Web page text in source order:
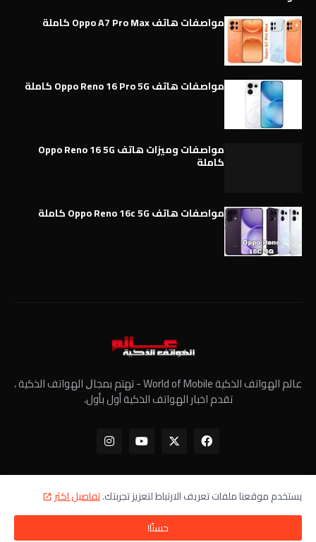
مواصفات هاتف Oppo A7 Pro Max كاملة
مواصفات هاتف Oppo Reno 16 Pro 5G كاملة
مواصفات وميزات هاتف Oppo Reno 16 5G
كاملة
مواصفات هاتف Oppo Reno 16c 5G كاملة
عالم الهواتف الذكية World of Mobile - ﺗﻬﺘﻢ ﺑﻤﺠﺎﻝ الهواتف الذكية ،
تقدم اخبار الهواتف الذكية أول بأول،
جميع الحقوق محفوظة - عالم الهواتف الذكية ©
الرئيسية معلومات عنا سياسة الخصوصية اتصل بنا
يستخدم موقعنا ملفات تعريف الارتباط لتعزيز تجربتك.تفاصيل اكثر
حسنًا!